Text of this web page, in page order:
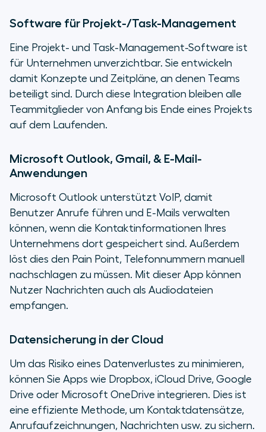
Software für Projekt-/Task-Management
Eine Projekt- und Task-Management-Software ist
für Unternehmen unverzichtbar. Sie entwickeln
damit Konzepte und Zeitpläne, an denen Teams
beteiligt sind. Durch diese Integration bleiben alle
Teammitglieder von Anfang bis Ende eines Projekts
auf dem Laufenden.
Microsoft Outlook, Gmail, & E-Mail-
Anwendungen
Microsoft Outlook unterstützt VoIP, damit
Benutzer Anrufe führen und E-Mails verwalten
können, wenn die Kontaktinformationen Ihres
Unternehmens dort gespeichert sind. Außerdem
löst dies den Pain Point, Telefonnummern manuell
nachschlagen zu müssen. Mit dieser App können
Nutzer Nachrichten auch als Audiodateien
empfangen.
Datensicherung in der Cloud
Um das Risiko eines Datenverlustes zu minimieren,
können Sie Apps wie Dropbox, iCloud Drive, Google
Drive oder Microsoft OneDrive integrieren. Dies ist
eine effiziente Methode, um Kontaktdatensätze,
Anrufaufzeichnungen, Nachrichten usw. zu sichern.